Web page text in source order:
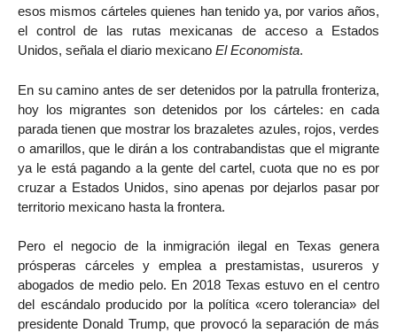
esos mismos cárteles quienes han tenido ya, por varios años,
el control de las rutas mexicanas de acceso a Estados
Unidos, señala el diario mexicano El Economista.
En su camino antes de ser detenidos por la patrulla fronteriza,
hoy los migrantes son detenidos por los cárteles: en cada
parada tienen que mostrar los brazaletes azules, rojos, verdes
o amarillos, que le dirán a los contrabandistas que el migrante
ya le está pagando a la gente del cartel, cuota que no es por
cruzar a Estados Unidos, sino apenas por dejarlos pasar por
territorio mexicano hasta la frontera.
Pero el negocio de la inmigración ilegal en Texas genera
prósperas cárceles y emplea a prestamistas, usureros y
abogados de medio pelo. En 2018 Texas estuvo en el centro
del escándalo producido por la política «cero tolerancia» del
presidente Donald Trump, que provocó la separación de más